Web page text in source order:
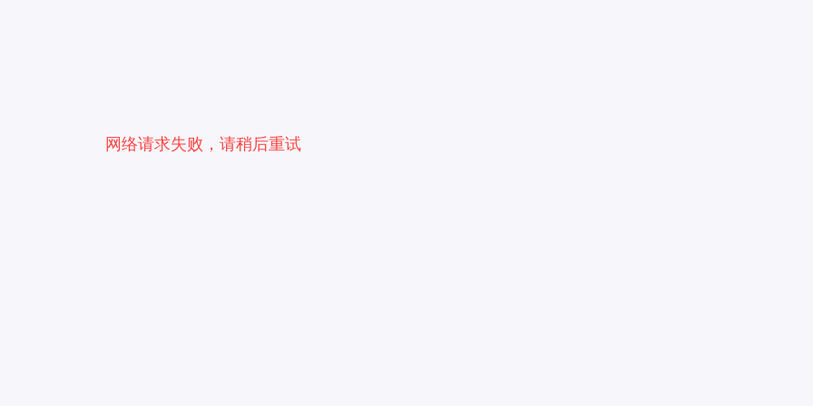
网络请求失败，请稍后重试